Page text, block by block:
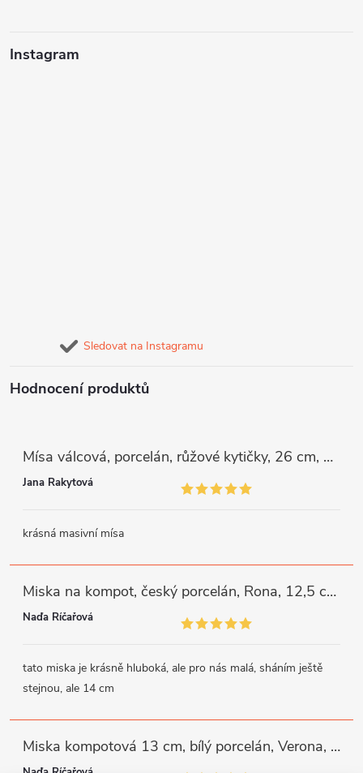
Instagram
Sledovat na Instagramu
Hodnocení produktů
Mísa válcová, porcelán, růžové kytičky, 26 cm, G. Benedikt
Jana Rakytová
krásná masivní mísa
Miska na kompot, český porcelán, Rona, 12,5 cm, bílý, G. Benedikt
Naďa Říčařová
tato miska je krásně hluboká, ale pro nás malá, sháním ještě
stejnou, ale 14 cm
Miska kompotová 13 cm, bílý porcelán, Verona, G. Benedikt